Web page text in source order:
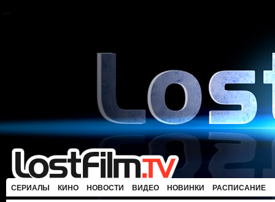
СЕРИАЛЫ КИНО НОВОСТИ ВИДЕО НОВИНКИ РАСПИСАНИЕ